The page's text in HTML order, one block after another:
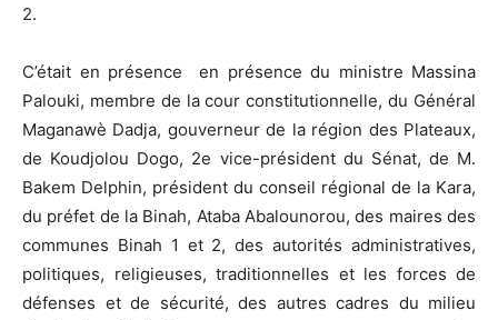
2.
C’était en présence en présence du ministre Massina
Palouki, membre de la cour constitutionnelle, du Général
Maganawè Dadja, gouverneur de la région des Plateaux,
de Koudjolou Dogo, 2e vice-président du Sénat, de M.
Bakem Delphin, président du conseil régional de la Kara,
du préfet de la Binah, Ataba Abalounorou, des maires des
communes Binah 1 et 2, des autorités administratives,
politiques, religieuses, traditionnelles et les forces de
défenses et de sécurité, des autres cadres du milieu